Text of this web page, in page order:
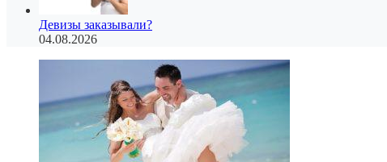
Девизы заказывали?
04.08.2026